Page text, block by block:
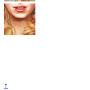
↑